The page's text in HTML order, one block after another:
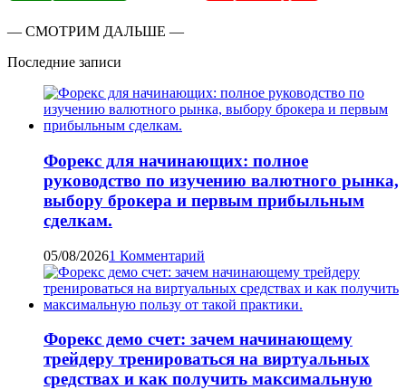
— СМОТРИМ ДАЛЬШЕ —
Последние записи
Форекс для начинающих: полное
руководство по изучению валютного рынка,
выбору брокера и первым прибыльным
сделкам.
05/08/20261 Комментарий
Форекс демо счет: зачем начинающему
трейдеру тренироваться на виртуальных
средствах и как получить максимальную